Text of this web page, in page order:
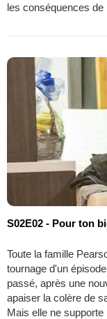
les conséquences de
S02E02 - Pour ton
Toute la famille
tournage d'un
passé, après une
apaiser la colère de
Mais elle ne